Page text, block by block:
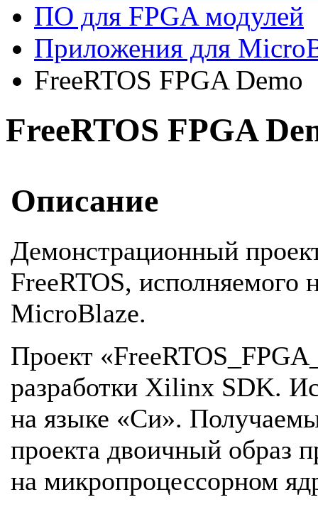
ПО для FPGA модулей
Приложения для
FreeRTOS FPGA Demo
FreeRTOS FPGA
Описание
Демонстрационный
FreeRTOS, исполняемого
MicroBlaze.
Проект
разработки Xilinx SDK.
на языке «Cи».
проекта двоичный образ
на микропроцессорном